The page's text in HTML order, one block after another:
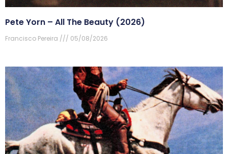
Pete Yorn – All The Beauty (2026)
Francisco Pereira 05/08/2026